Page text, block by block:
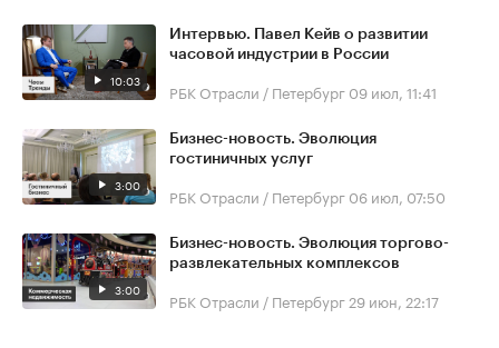
10:03
Интервью. Павел Кейв о развитии
часовой индустрии в России
РБК Отрасли / Петербург 09 июл, 11:41
3:00
Бизнес-новость. Эволюция
гостиничных услуг
РБК Отрасли / Петербург 06 июл, 07:50
3:00
Бизнес-новость. Эволюция торгово-
развлекательных комплексов
РБК Отрасли / Петербург 29 июн, 22:17